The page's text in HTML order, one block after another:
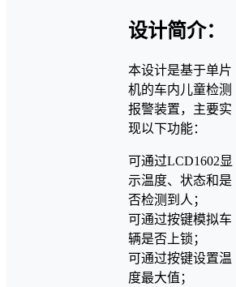
设计简介：
本设计是基于单片
机的车内儿童检测
报警装置，主要实
现以下功能：
可通过LCD1602显
示温度、状态和是
否检测到人；
可通过按键模拟车
辆是否上锁；
可通过按键设置温
度最大值；